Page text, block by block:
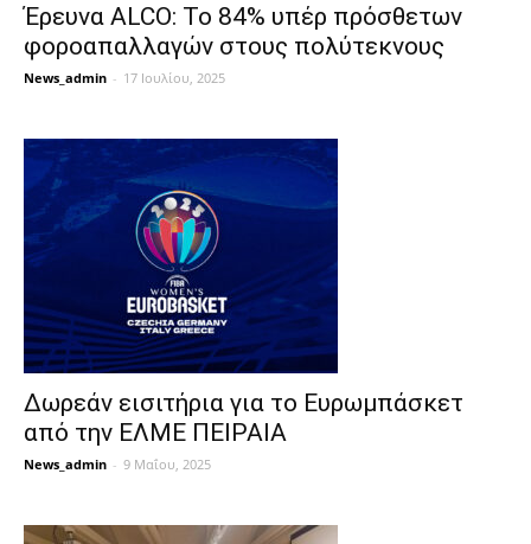
Έρευνα ALCO: Το 84% υπέρ πρόσθετων
φοροαπαλλαγών στους πολύτεκνους
News_admin - 17 Ιουλίου, 2025
Δωρεάν εισιτήρια για το Ευρωμπάσκετ
από την ΕΛΜΕ ΠΕΙΡΑΙΑ
News_admin - 9 Μαΐου, 2025